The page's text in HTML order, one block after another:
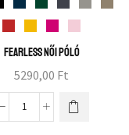
Fearless női póló
5290,00 Ft